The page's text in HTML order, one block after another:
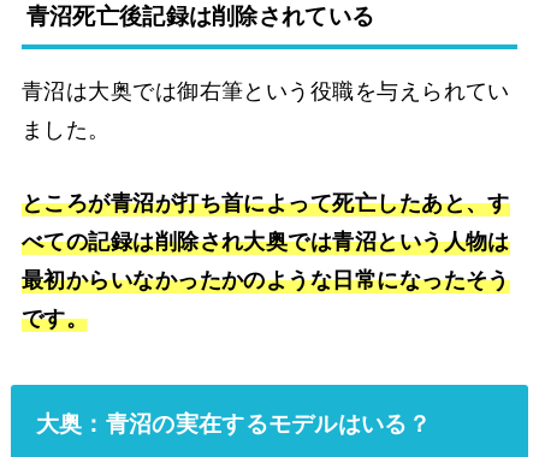
青沼死亡後記録は削除されている
青沼は大奥では御右筆という役職を与えられてい
ました。
ところが青沼が打ち首によって死亡したあと、す
べての記録は削除され大奥では青沼という人物は
最初からいなかったかのような日常になったそう
です。
大奥：青沼の実在するモデルはいる？